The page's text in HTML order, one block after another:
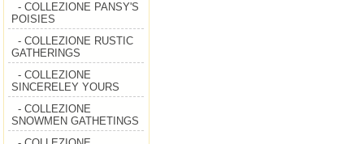
- COLLEZIONE PANSY'S
POISIES
- COLLEZIONE RUSTIC
GATHERINGS
- COLLEZIONE
SINCERELEY YOURS
- COLLEZIONE
SNOWMEN GATHETINGS